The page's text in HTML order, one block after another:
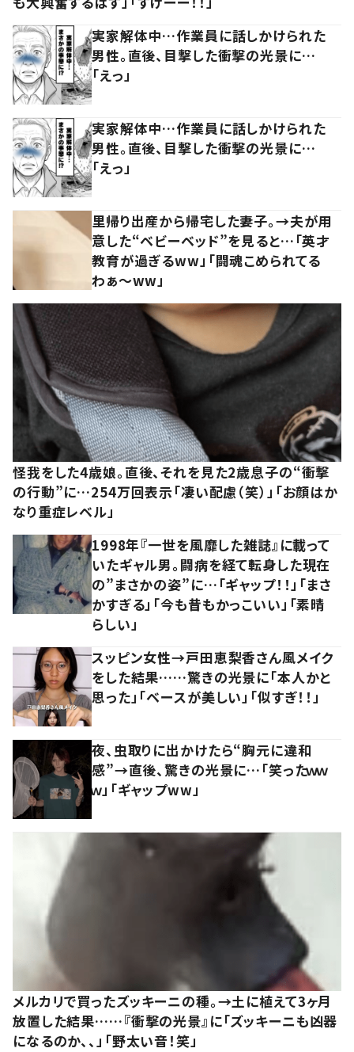
実家解体中…作業員に話しかけられた
男性。直後、目撃した衝撃の光景に…
「えっ」
実家解体中…作業員に話しかけられた
男性。直後、目撃した衝撃の光景に…
「えっ」
里帰り出産から帰宅した妻子。→夫が用
意した“ベビーベッド”を見ると…「英才
教育が過ぎるww」「闘魂こめられてる
わぁ～ww」
怪我をした4歳娘。直後、それを見た2歳息子の“衝撃
の行動”に…254万回表示「凄い配慮（笑）」「お顔はか
なり重症レベル」
1998年『一世を風靡した雑誌』に載って
いたギャル男。闘病を経て転身した現在
の”まさかの姿”に…「ギャップ！！」「まさ
かすぎる」「今も昔もかっこいい」「素晴
らしい」
スッピン女性→戸田恵梨香さん風メイク
をした結果……驚きの光景に「本人かと
思った」「ベースが美しい」「似すぎ！！」
夜、虫取りに出かけたら“胸元に違和
感”→直後、驚きの光景に…「笑ったｗｗ
ｗ」「ギャップww」
メルカリで買ったズッキーニの種。→土に植えて3ヶ月
放置した結果……『衝撃の光景』に「ズッキーニも凶器
になるのか、、」「野太い音！笑」